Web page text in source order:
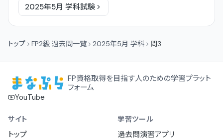
2025年5月 学科試験
トップ FP2級 過去問一覧 2025年5月 学科 問3
FP資格取得を目指す人のための学習プラット
フォーム
YouTube
サイト
トップ
学習ツール
過去問演習アプリ